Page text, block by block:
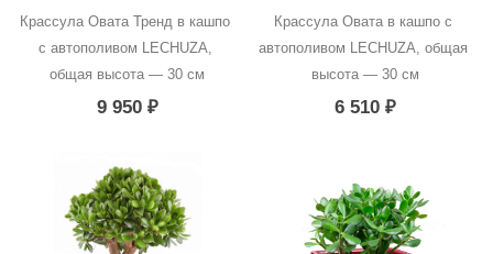
Крассула Овата Тренд в кашпо
с автополивом LECHUZA,
общая высота — 30 см
9 950 ₽
Крассула Овата в кашпо с
автополивом LECHUZA, общая
высота — 30 см
6 510₽